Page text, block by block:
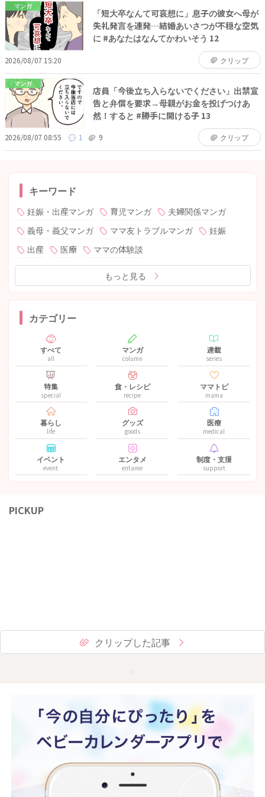
マンガ
「短大卒なんて可哀想に」息子の彼女へ母が
失礼発言を連発…結婚あいさつが不穏な空気
に #あなたはなんてかわいそう 12
2026/08/07 15:20 クリップ
マンガ
店員「今後立ち入らないでください」出禁宣
告と弁償を要求→母親がお金を投げつけあ
然！すると #勝手に開ける子 13
2026/08/07 08:55 1 9 クリップ
キーワード
妊娠・出産マンガ 育児マンガ
夫婦関係マンガ
義母・義父マンガ
ママ友トラブルマンガ
妊娠
出産
医療 ママの体験談
もっと見る
カテゴリー
すべて
all
マンガ
column
連載
series
特集
special
食・レシピ
recipe
ママトピ
mama
暮らし
life
グッズ
goods
医療
medical
イベント
event
エンタメ
entame
制度・支援
support
PICKUP
クリップした記事